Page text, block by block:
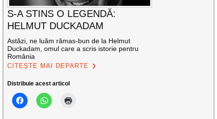
S-A STINS O LEGENDĂ:
HELMUT DUCKADAM
Astăzi, ne luăm rămas-bun de la Helmut
Duckadam, omul care a scris istorie pentru
România
CITEȘTE MAI DEPARTE
Distribuie acest articol